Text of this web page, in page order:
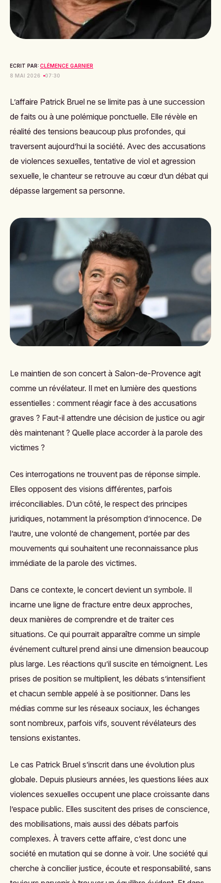
ECRIT PAR: CLÉMENCE GARNIER
8 MAI 2026
07:30
L’affaire Patrick Bruel ne se limite pas à une succession
de faits ou à une polémique ponctuelle. Elle révèle en
réalité des tensions beaucoup plus profondes, qui
traversent aujourd’hui la société. Avec des accusations
de violences sexuelles, tentative de viol et agression
sexuelle, le chanteur se retrouve au cœur d’un débat qui
dépasse largement sa personne.
Le maintien de son concert à Salon-de-Provence agit
comme un révélateur. Il met en lumière des questions
essentielles : comment réagir face à des accusations
graves ? Faut-il attendre une décision de justice ou agir
dès maintenant ? Quelle place accorder à la parole des
victimes ?
Ces interrogations ne trouvent pas de réponse simple.
Elles opposent des visions différentes, parfois
irréconciliables. D’un côté, le respect des principes
juridiques, notamment la présomption d’innocence. De
l’autre, une volonté de changement, portée par des
mouvements qui souhaitent une reconnaissance plus
immédiate de la parole des victimes.
Dans ce contexte, le concert devient un symbole. Il
incarne une ligne de fracture entre deux approches,
deux manières de comprendre et de traiter ces
situations. Ce qui pourrait apparaître comme un simple
événement culturel prend ainsi une dimension beaucoup
plus large. Les réactions qu’il suscite en témoignent. Les
prises de position se multiplient, les débats s’intensifient
et chacun semble appelé à se positionner. Dans les
médias comme sur les réseaux sociaux, les échanges
sont nombreux, parfois vifs, souvent révélateurs des
tensions existantes.
Le cas Patrick Bruel s’inscrit dans une évolution plus
globale. Depuis plusieurs années, les questions liées aux
violences sexuelles occupent une place croissante dans
l’espace public. Elles suscitent des prises de conscience,
des mobilisations, mais aussi des débats parfois
complexes. À travers cette affaire, c’est donc une
société en mutation qui se donne à voir. Une société qui
cherche à concilier justice, écoute et responsabilité, sans